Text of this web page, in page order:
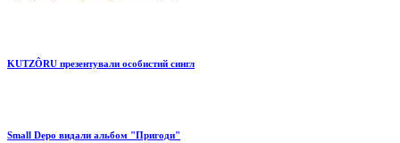
KUTZÔRU презентували особистий сингл
Small Depo видали альбом "Пригоди"